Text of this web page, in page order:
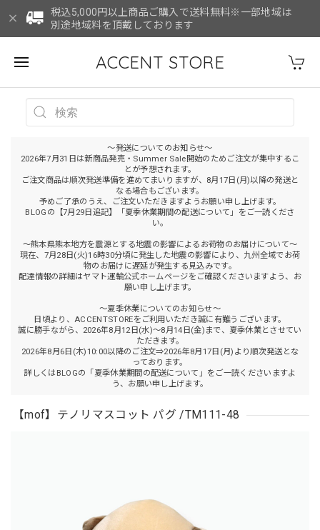
税込5,000円以上商品ご購入で送料無料※一部地域は
別途地域料を頂戴しております
ACCENT STORE
～発送についてのお知らせ～
2026年7月31日は新商品発売・Summer Sale開始のためご注文が集中するこ
とが予想されます。
ご注文商品は順次発送準備を進めてまいりますが、8月17日(月)以降の発送と
なる場合もございます。
予めご了承のうえ、ご注文いただきますようお願い申し上げます。
BLOGの【7月29日追記】「夏季休業期間の配送について」をご一読くださ
い。
～熊本県熊本地方を震源とする地震の影響によるお荷物のお届けについて～
現在、7月28日(火)16時30分頃に発生した地震の影響により、九州全域でお荷
物のお届けに遅延が発生する見込みです。
配達情報の詳細はヤマト運輸公式ホームページをご確認くださいますよう、お
願い申し上げます。
～夏季休業についてのお知らせ～
日頃より、ACCENTSTOREをご利用いただき誠に有難うございます。
誠に勝手ながら、2026年8月12日(水)～8月14日(金)まで、夏季休業とさせてい
ただきます。
2026年8月6日(木)10:00以降のご注文⇒2026年8月17日(月)より順次発送とな
っております。
詳しくはBLOGの「夏季休業期間の配送について」をご一読くださいますよ
う、お願い申し上げます。
【mof】テノリマスコット パグ /TM111-48